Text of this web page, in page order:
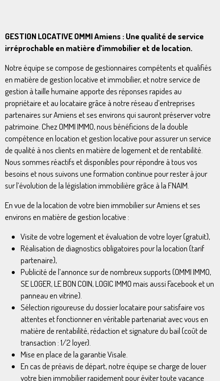
GESTION LOCATIVE OMMI Amiens : Une qualité de service
irréprochable en matière d’immobilier et de location.
Notre équipe se compose de gestionnaires compétents et qualifiés
en matière de gestion locative et immobilier, et notre service de
gestion à taille humaine apporte des réponses rapides au
propriétaire et au locataire grâce à notre réseau d’entreprises
partenaires sur Amiens et ses environs qui sauront préserver votre
patrimoine. Chez OMMI IMMO, nous bénéficions de la double
compétence en location et gestion locative pour assurer un service
de qualité à nos clients en matière de logement et de rentabilité.
Nous sommes réactifs et disponibles pour répondre à tous vos
besoins et nous suivons une formation continue pour rester à jour
sur l’évolution de la législation immobilière grâce à la FNAIM.
En vue de la location de votre bien immobilier sur Amiens et ses
environs en matière de gestion locative :
Visite de votre logement et évaluation de votre loyer (gratuit),
Réalisation de diagnostics obligatoires pour la location (tarif
partenaire),
Publicité de l’annonce sur de nombreux supports (OMMI IMMO,
SE LOGER, LE BON COIN, LOGIC IMMO mais aussi Facebook et un
panneau en vitrine).
Sélection rigoureuse du dossier locataire pour satisfaire vos
attentes et fonctionner en véritable partenariat avec vous en
matière de rentabilité, rédaction et signature du bail (coût de
transaction : 1/2 loyer).
Mise en place de la garantie Visale.
En cas de préavis de départ, notre équipe se charge de louer
votre bien immobilier rapidement pour éviter toute vacance